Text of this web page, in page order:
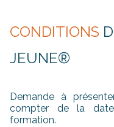
CONDITIONS
JEUNE®
Demande à
compter de la
formation.